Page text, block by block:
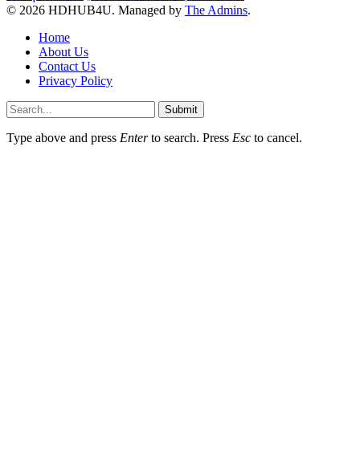
© 2026 HDHUB4U. Managed by The Admins.
Home
About Us
Contact Us
Privacy Policy
Submit
Type above and press Enterto search. Press Esc to cancel.